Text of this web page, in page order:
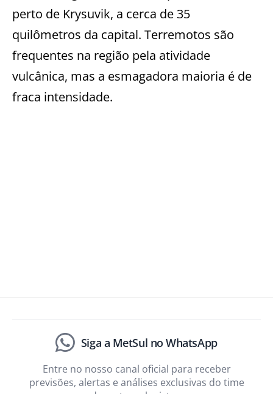
perto de Krysuvik, a cerca de 35
quilômetros da capital. Terremotos são
frequentes na região pela atividade
vulcânica, mas a esmagadora maioria é de
fraca intensidade.
Siga a MetSul no WhatsApp
Entre no nosso canal oficial para receber
previsões, alertas e análises exclusivas do time